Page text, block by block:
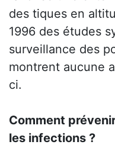
des tiques en
1996 des études
surveillance des
montrent aucune
ci.
Comment
les infections ?